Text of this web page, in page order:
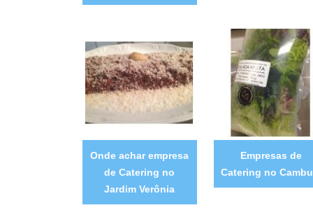
Onde achar empresa
de Catering no
Jardim Verônia
Empresas de
Catering no